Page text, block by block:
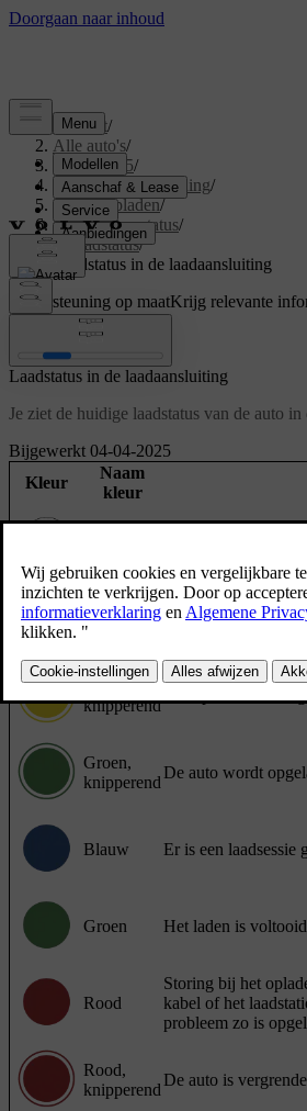
Support/
Alle auto's/
EX40 2025/
Gebruikershandleiding/
Je auto opladen/
Laadtijd en -status/
Laadstatus/
Laadstatus in de laadaansluiting
Ondersteuning op maatKrijg relevante
Bijgewerkt 04-04-2025
Laadstatus in de laadaansluiting
Je ziet de huidige laadstatus van de auto
Kleur
Naam
kleur
Geel De laadkabel is
Geel,
knipperend
Groen,
knipperend
De auto wordt
Blauw Er is een laadsessie
Groen Het laden is
Rood
Storing bij het
kabel of het
probleem zo is
Rood,
knipperend
De auto is